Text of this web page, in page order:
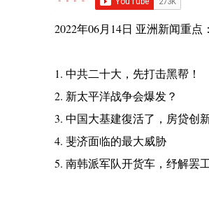
2022年06月14日 亚洲新闻重点：
1. 中共二十大，先打击黑帮！
2. 新太平洋战争会爆发？
3. 中国大基建復活了，房贷创
4. 斐济面临的最大威胁
5. 南韩派军队开货车，纾解罢